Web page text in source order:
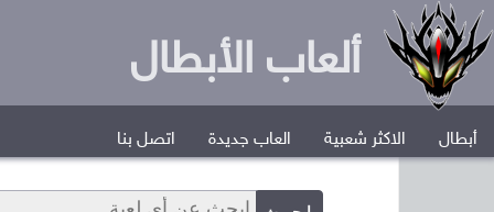
ألعاب الأبطال
أبطال الاكثر شعبية العاب جديدة اتصل بنا